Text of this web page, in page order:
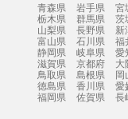
青森県 岩手県 宮
栃木県 群馬県 茨
山梨県 長野県
新
富山県 石川県
福
静岡県 岐阜県 愛
滋賀県 京都府 大
鳥取県 島根県 岡
徳島県 香川県 愛
福岡県 佐賀県 長